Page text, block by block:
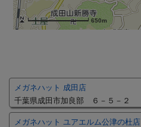
650m
メガネハット 成田店
千葉県成田市加良部 ６－５－２
メガネハット ユアエルム公津の杜店